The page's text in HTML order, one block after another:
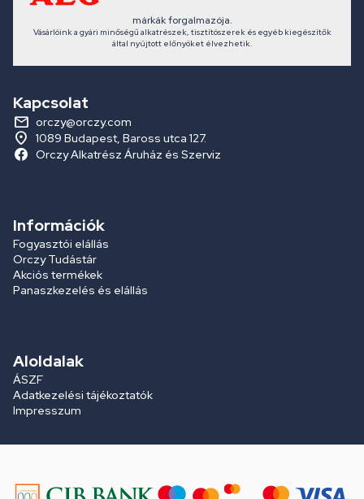
márkák forgalmazója.
Vásárlóink a gyári minőségű alkatrészek, tisztítószerek és egyéb kiegészítők
által nyújtott előnyöket élvezhetik.
Kapcsolat
orczy@orczy.com
1089 Budapest, Baross utca 127.
Orczy Alkatrész Áruház és Szerviz
Információk
Fogyasztói elállás
Orczy Tudástár
Akciós termékek
Panaszkezelés és elállás
Aloldalak
ÁSZF
Adatkezelési tájékoztatók
Impresszum